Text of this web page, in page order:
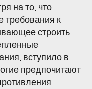
на то, что
требования к
строить
вступило в
предпочитают